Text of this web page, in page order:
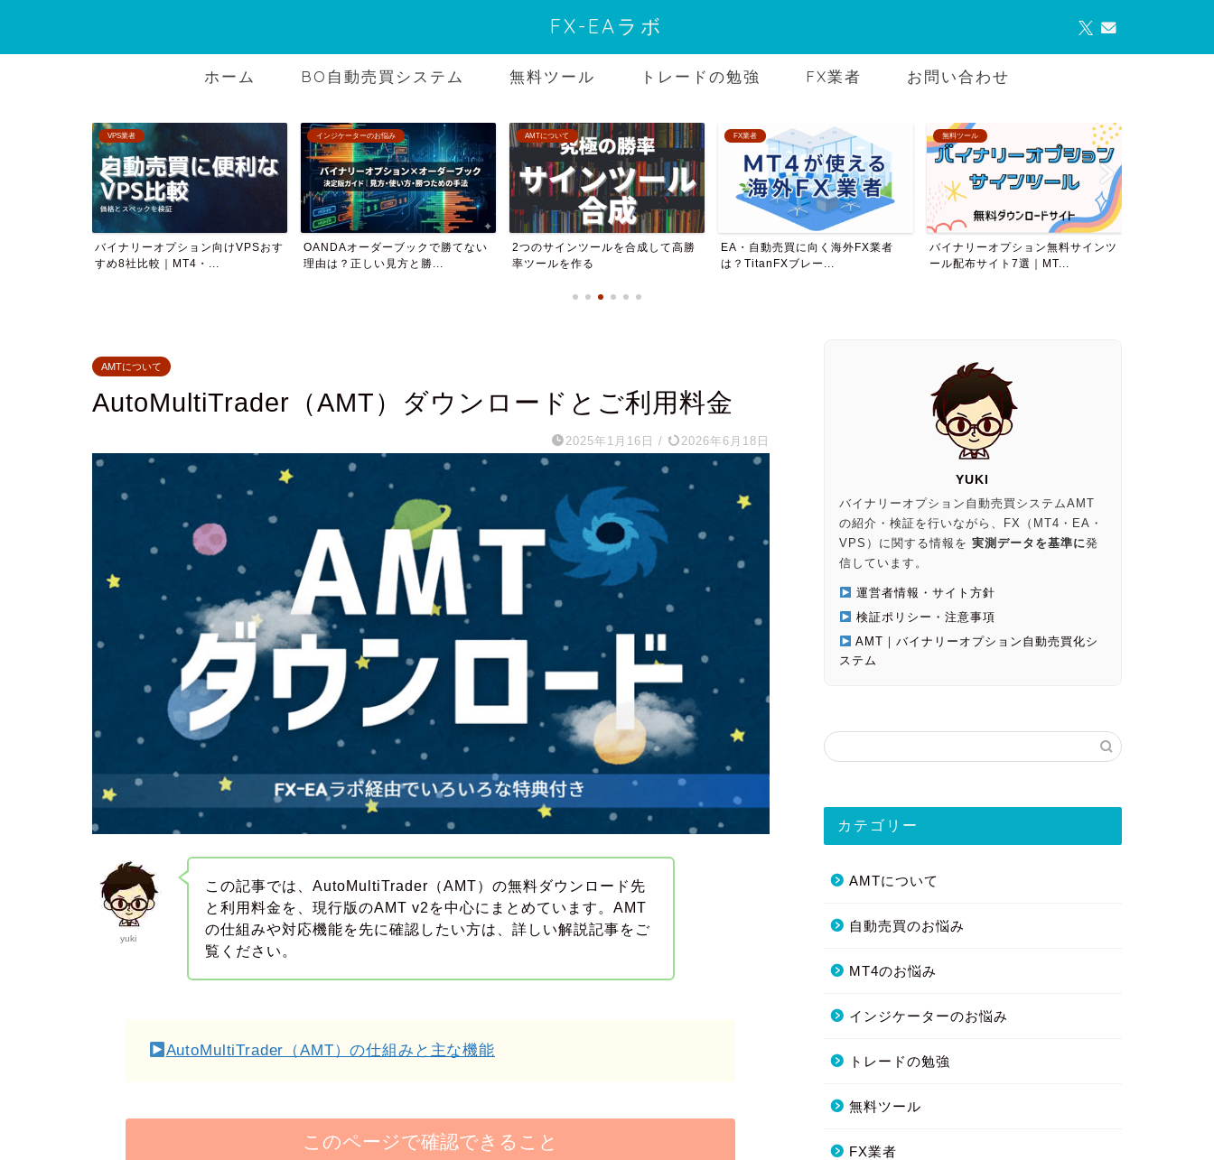
FX-EAラボ
ホーム BO自動売買システム 無料ツール トレードの勉強 FX業者 お問い合わせ
インジケーターのお悩み
OANDAオーダーブックで勝てない
理由は？正しい見方と勝...
AMTについて
2つのサインツールを合成して高勝
率ツールを作る
FX業者
EA・自動売買に向く海外FX業者
は？TitanFXブレー...
無料ツール
バイナリーオプション無料サインツ
ール配布サイト7選｜MT...
AMTについて
AutoMultiTraderダウンロード
AMTについて
AutoMultiTrader（AMT）ダウンロードとご利用料金
2025年1月16日 / 2026年6月18日
yuki
この記事では、AutoMultiTrader（AMT）の無料ダウンロード先
と利用料金を、現行版のAMT v2を中心にまとめています。AMT
の仕組みや対応機能を先に確認したい方は、詳しい解説記事をご
覧ください。
AutoMultiTrader（AMT）の仕組みと主な機能
このページで確認できること
YUKI
バイナリーオプション自動売買システムAMT
の紹介・検証を行いながら、FX（MT4・EA・
VPS）に関する情報を 実測データを基準に発
信しています。
運営者情報・サイト方針
検証ポリシー・注意事項
AMT｜バイナリーオプション自動売買化シ
ステム
カテゴリー
AMTについて
自動売買のお悩み
MT4のお悩み
インジケーターのお悩み
トレードの勉強
無料ツール
FX業者